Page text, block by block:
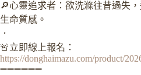
🔎心靈追求者：欲洗滌往昔過失
生命質感。
．
🚨立即線上報名：
https://donghaimazu.com/product/
➖➖➖➖➖➖